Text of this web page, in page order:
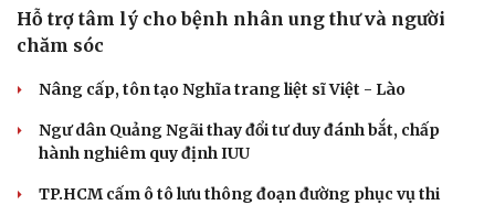
Hỗ trợ tâm lý cho bệnh nhân ung thư và người
chăm sóc
Nâng cấp, tôn tạo Nghĩa trang liệt sĩ Việt - Lào
Ngư dân Quảng Ngãi thay đổi tư duy đánh bắt, chấp
hành nghiêm quy định IUU
TP.HCM cấm ô tô lưu thông đoạn đường phục vụ thi